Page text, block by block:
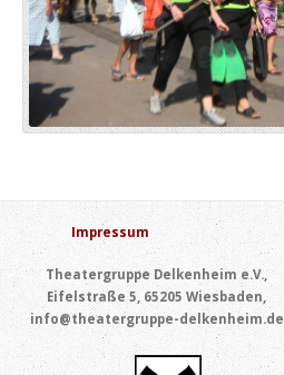
Impressum
Theatergruppe Delkenheim e.V.,
Eifelstraße 5, 65205 Wiesbaden,
info@theatergruppe-delkenheim.de